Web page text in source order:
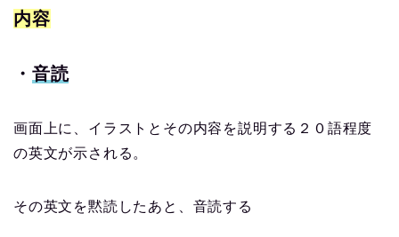
内容
・ 音読
画面上に、イラストとその内容を説明する２０語程度
の英文が示される。
その英文を黙読したあと、音読する